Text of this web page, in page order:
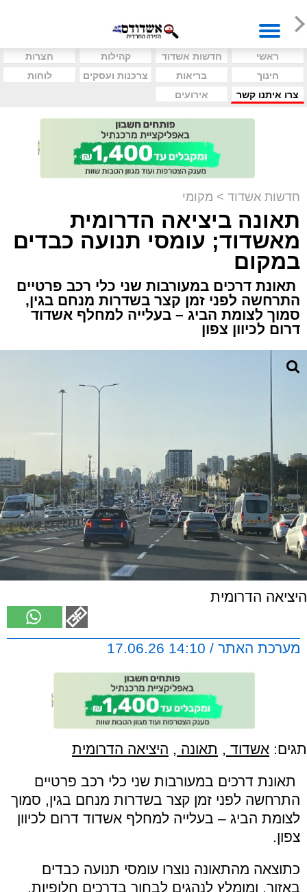
ראשי חדשות אשדוד קהילות
חצרות
חינוך
בריאות צרכנות ועסקים
לוחות
צרו איתנו קשר
אירועים
חדשות אשדוד > מקומי
תאונה ביציאה הדרומית
מאשדוד; עומסי תנועה כבדים
במקום
תאונת דרכים במעורבות שני כלי רכב פרטיים
התרחשה לפני זמן קצר בשדרות מנחם בגין,
סמוך לצומת הביג – בעלייה למחלף אשדוד
דרום לכיוון צפון
היציאה הדרומית
מערכת האתר / 14:10 17.06.26
תגים: אשדוד , תאונה , היציאה הדרומית
תאונת דרכים במעורבות שני כלי רכב פרטיים
התרחשה לפני זמן קצר בשדרות מנחם בגין, סמוך
לצומת הביג – בעלייה למחלף אשדוד דרום לכיוון
צפון.
כתוצאה מהתאונה נוצרו עומסי תנועה כבדים
באזור, ומומלץ לנהגים לבחור בדרכים חלופיות.